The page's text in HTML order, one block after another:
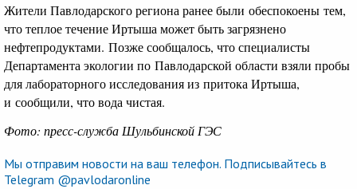
Жители Павлодарского региона ранее были обеспокоены тем,
что теплое течение Иртыша может быть загрязнено
нефтепродуктами. Позже сообщалось, что специалисты
Департамента экологии по Павлодарской области взяли пробы
для лабораторного исследования из притока Иртыша,
и сообщили, что вода чистая.
Фото: пресс-служба Шульбинской ГЭС
Мы отправим новости на ваш телефон. Подписывайтесь в
Telegram @pavlodaronline